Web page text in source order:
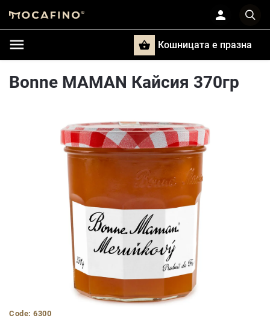
Кошницата e празна
Bonne MAMAN Кайсия 370гр
Code: 6300